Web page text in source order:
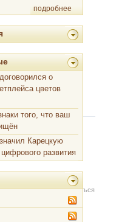
подробнее
о
цветов
того, что ваш
Карецкую
развития
сайте. Вы можете связаться